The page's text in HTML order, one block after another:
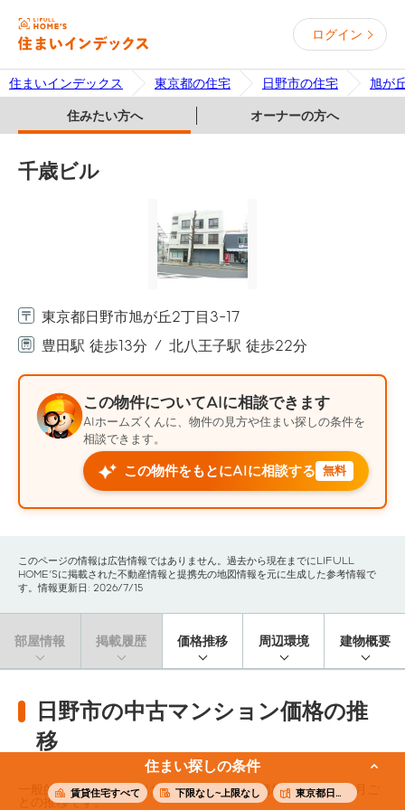
ログイン
住まいインデックス 東京都の住宅 日野市の住宅 旭が
住みたい方へ オーナーの方へ
住まい探しの条件
賃貸住宅すべて 下限なし~上限なし 東京都日野市
千歳ビル
東京都日野市旭が丘2丁目3-17
豊田駅 徒歩13分
北八王子駅 徒歩22分
この物件についてAIに相談できます
AIホームズくんに、物件の見方や住まい探しの条件を
相談できます。
この物件をもとにAIに相談する 無料
このページの情報は広告情報ではありません。過去から現在までにLIFULL
HOME'Sに掲載された不動産情報と提携先の地図情報を元に生成した参考情報で
す。情報更新日: 2026/7/15
部屋情報 掲載履歴 価格推移 周辺環境 建物概要
日野市の中古マンション価格の推
移
一般的なファミリー向けの中古マンション価格（※）の3ヶ月ご
との推移です。